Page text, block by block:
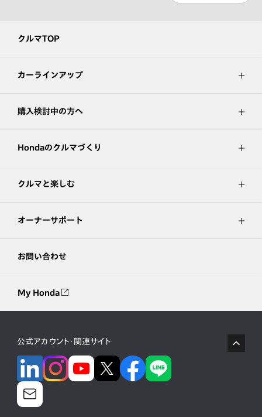
クルマTOP
カーラインアップ
購入検討中の方へ
Hondaのクルマづくり
クルマと楽しむ
オーナーサポート
お問い合わせ
My Honda
公式アカウント・関連サイト